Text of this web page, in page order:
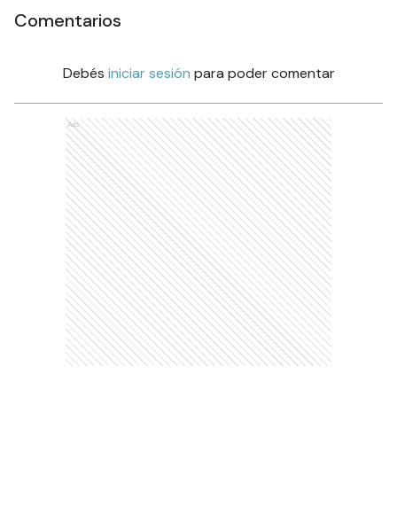
Comentarios
Debés iniciar sesión para poder comentar
Ads